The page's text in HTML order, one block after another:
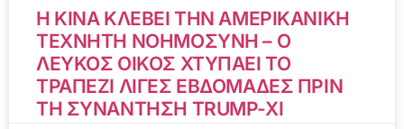
Η ΚΙΝΑ ΚΛΕΒΕΙ ΤΗΝ ΑΜΕΡΙΚΑΝΙΚΗ
ΤΕΧΝΗΤΗ ΝΟΗΜΟΣΥΝΗ – Ο
ΛΕΥΚΟΣ ΟΙΚΟΣ ΧΤΥΠΑΕΙ ΤΟ
ΤΡΑΠΕΖΙ ΛΙΓΕΣ ΕΒΔΟΜΑΔΕΣ ΠΡΙΝ
ΤΗ ΣΥΝΑΝΤΗΣΗ TRUMP-XI